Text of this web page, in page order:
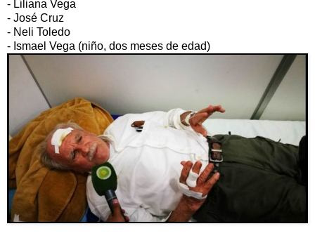
- Liliana Vega
- José Cruz
- Neli Toledo
- Ismael Vega (niño, dos meses de edad)